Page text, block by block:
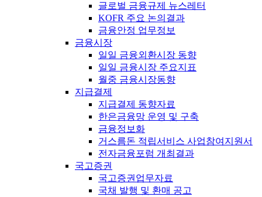
글로벌 금융규제 뉴스레터
KOFR 주요 논의결과
금융안정 업무정보
금융시장
일일 금융외환시장 동향
일일 금융시장 주요지표
월중 금융시장동향
지급결제
지급결제 동향자료
한은금융망 운영 및 구축
금융정보화
거스름돈 적립서비스 사업참여지원서
전자금융포럼 개최결과
국고증권
국고증권업무자료
국채 발행 및 환매 공고